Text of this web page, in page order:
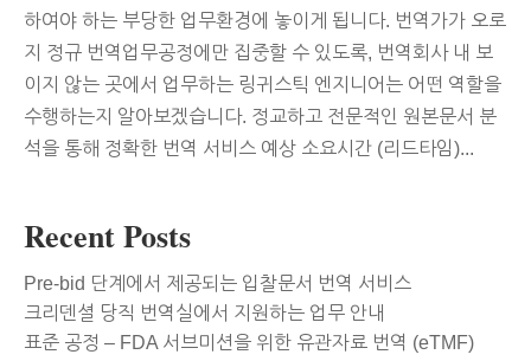
하여야 하는 부당한 업무환경에 놓이게 됩니다. 번역가가 오로
지 정규 번역업무공정에만 집중할 수 있도록, 번역회사 내 보
이지 않는 곳에서 업무하는 링귀스틱 엔지니어는 어떤 역할을
수행하는지 알아보겠습니다. 정교하고 전문적인 원본문서 분
석을 통해 정확한 번역 서비스 예상 소요시간 (리드타임)...
Recent Posts
Pre-bid 단계에서 제공되는 입찰문서 번역 서비스
크리덴셜 당직 번역실에서 지원하는 업무 안내
표준 공정 – FDA 서브미션을 위한 유관자료 번역 (eTMF)